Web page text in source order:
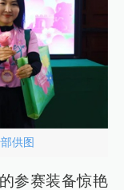
供图
参赛装备惊艳